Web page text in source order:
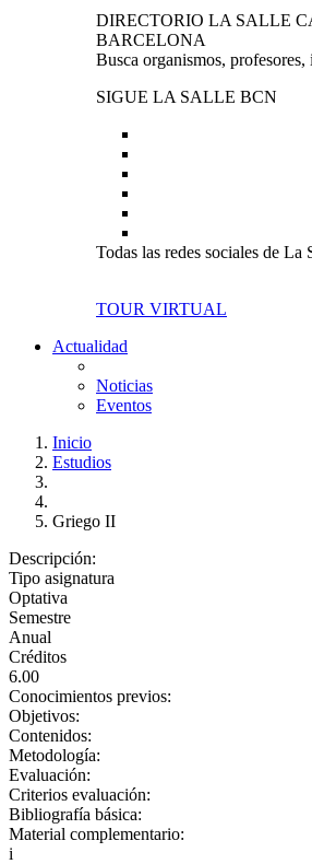
DIRECTORIO LA SALLE
BARCELONA
Busca organismos,
SIGUE LA SALLE BCN
Todas las redes sociales de La
TOUR VIRTUAL
Actualidad
Noticias
Eventos
Inicio
Estudios
Griego II
Descripción:
Tipo asignatura
Optativa
Semestre
Anual
Créditos
6.00
Conocimientos previos:
Objetivos:
Contenidos:
Metodología:
Evaluación:
Criterios evaluación:
Bibliografía básica:
Material complementario:
i